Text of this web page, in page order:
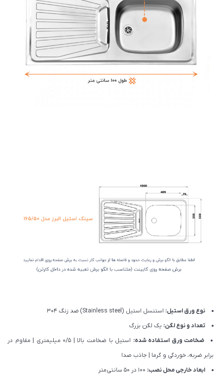
نوع ورق استیل: استنسل استیل (Stainless steel) ضد زنگ 304
تعداد و نوع لگن: یک لگن بزرگ
ضخامت ورق استفاده شده:
استیل با ضخامت بالا | 0/5 میلیمتری | مقاوم در
برابر ضربه، خوردگی و گرما | جاذب صدا
ابعاد خارجی محل نصب: